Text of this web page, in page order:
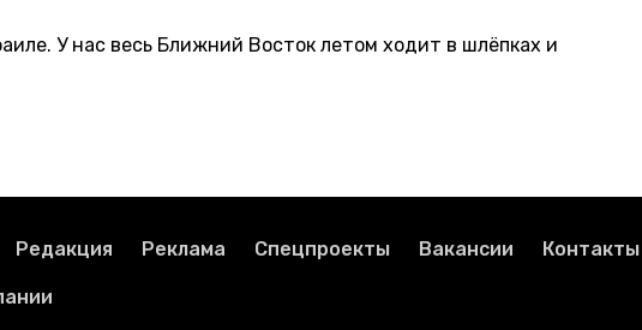
У нас весь Ближний Восток летом ходит в шлёпках и
Редакция Реклама Спецпроекты Вакансии Контакты